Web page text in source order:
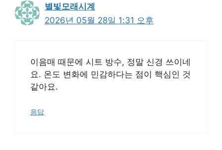
별빛모래시계
2026년 05월 28일 1:31 오후
이음매 때문에 시트 방수, 정말 신경 쓰이네
요. 온도 변화에 민감하다는 점이 핵심인 것
같아요.
응답